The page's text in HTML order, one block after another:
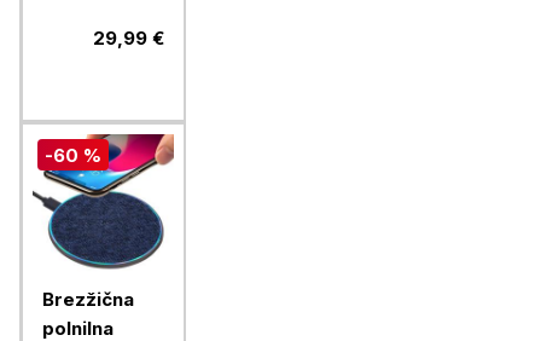
20000 MAH,
29,99 €
-60 %
Brezžična
polnilna